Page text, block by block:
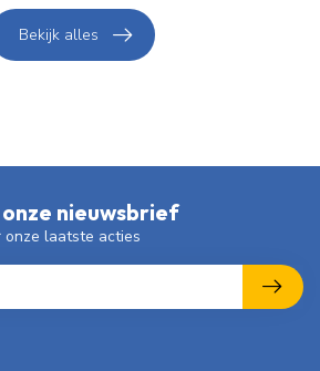
Bekijk alles
nieuwsbrief
laatste acties